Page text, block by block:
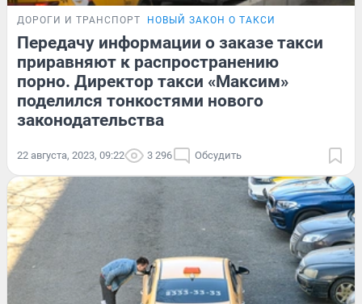
ДОРОГИ И ТРАНСПОРТ НОВЫЙ ЗАКОН О ТАКСИ
Передачу информации о заказе такси
приравняют к распространению
порно. Директор такси «Максим»
поделился тонкостями нового
законодательства
22 августа, 2023, 09:22 3 296 Обсудить